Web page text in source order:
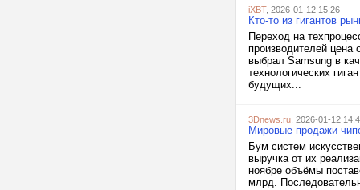
iXBT, 2026-01-12 15:26
Кто-то из гигантов
Переход на
производителей цена
выбрал Samsung в
технологических
будущих...
3Dnews.ru , 2026-01-12
Мировые продажи
Бум систем
выручка от их
ноябре объёмы
млрд.